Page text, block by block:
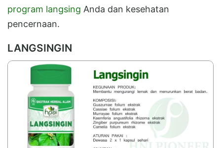
program langsing Anda dan kesehatan
pencernaan.
LANGSINGIN